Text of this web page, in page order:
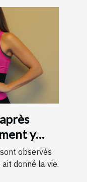
y
observés
donné la vie.